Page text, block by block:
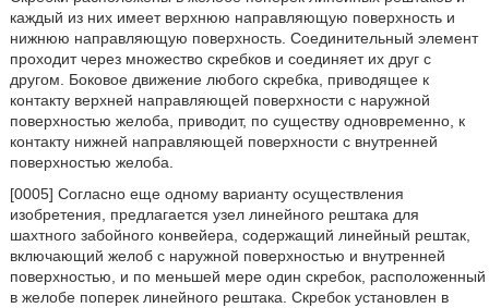
каждый из них имеет верхнюю направляющую поверхность и
нижнюю направляющую поверхность. Соединительный элемент
проходит через множество скребков и соединяет их друг с
другом. Боковое движение любого скребка, приводящее к
контакту верхней направляющей поверхности с наружной
поверхностью желоба, приводит, по существу одновременно, к
контакту нижней направляющей поверхности с внутренней
поверхностью желоба.
[0005] Согласно еще одному варианту осуществления
изобретения, предлагается узел линейного рештака для
шахтного забойного конвейера, содержащий линейный рештак,
включающий желоб с наружной поверхностью и внутренней
поверхностью, и по меньшей мере один скребок, расположенный
в желобе поперек линейного рештака. Скребок установлен в